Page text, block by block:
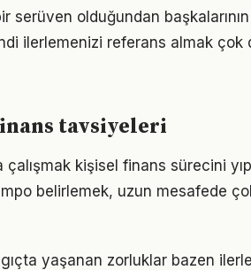
serüven olduğundan
ilerlemenizi referans almak çok
tavsiyeleri
kişisel finans sürecini
belirlemek, uzun mesafede
yaşanan zorluklar bazen